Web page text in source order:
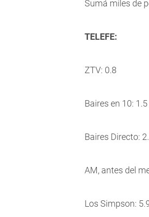
Sumá miles de
TELEFE:
ZTV: 0.8
Baires en 10: 1.5
Baires Directo:
AM, antes del
Los Simpson: